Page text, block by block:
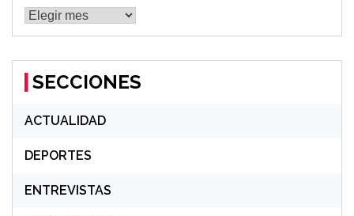
MÁS
NOTICIAS
SECCIONES
ACTUALIDAD
DEPORTES
ENTREVISTAS